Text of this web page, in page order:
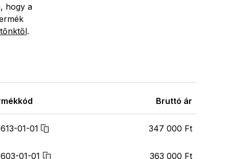
hogy a
.
Bruttó ár
01-01 347 000 Ft
01-01 363 000 Ft